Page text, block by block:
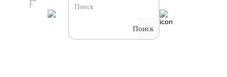
Поиск
Все программы обучения Австрии
Физическая
энергетика и